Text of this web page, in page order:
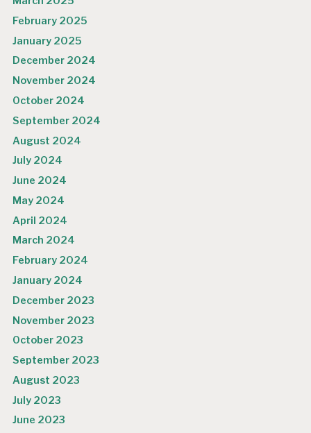
February 2025
January 2025
December 2024
November 2024
October 2024
September 2024
August 2024
July 2024
June 2024
May 2024
April 2024
March 2024
February 2024
January 2024
December 2023
November 2023
October 2023
September 2023
August 2023
July 2023
June 2023